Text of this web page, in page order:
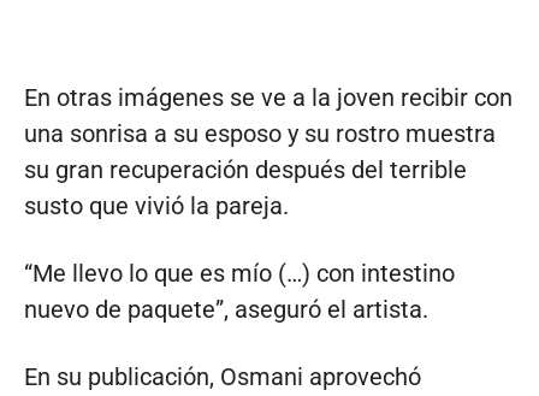
En otras imágenes se ve a la joven recibir con
una sonrisa a su esposo y su rostro muestra
su gran recuperación después del terrible
susto que vivió la pareja.
“Me llevo lo que es mío (…) con intestino
nuevo de paquete”, aseguró el artista.
En su publicación, Osmani aprovechó